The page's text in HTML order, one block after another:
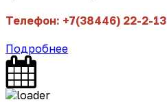
Телефон: +7(38446) 22-2-13
Подробнее